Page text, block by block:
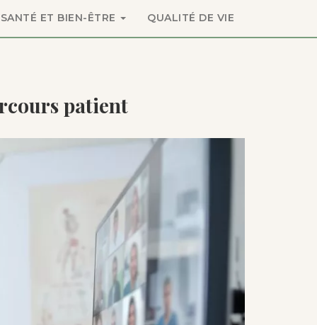
SANTÉ ET BIEN-ÊTRE QUALITÉ DE VIE
patient